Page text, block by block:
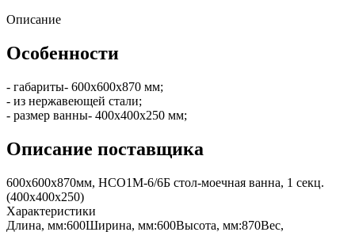
Описание
Особенности
- габариты- 600х600х870 мм;
- из нержавеющей стали;
- размер ванны- 400х400х250 мм;
Описание поставщика
600х600х870мм, НСО1М-6/6Б стол-моечная ванна, 1 секц.
(400х400х250)
Характеристики
Длина, мм:600Ширина, мм:600Высота, мм:870Вес,